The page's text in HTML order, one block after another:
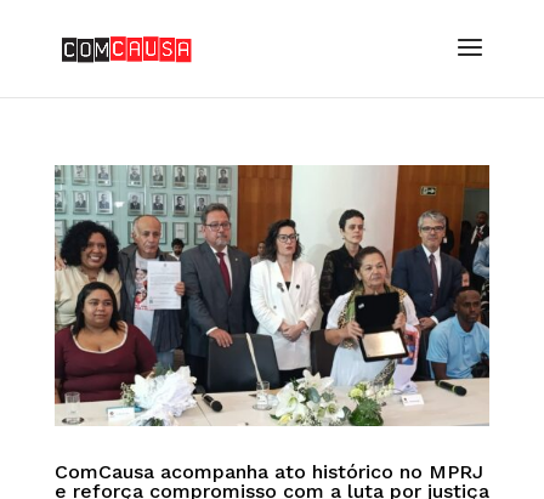
ComCausa acompanha ato histórico no MPRJ
e reforça compromisso com a luta por justiça